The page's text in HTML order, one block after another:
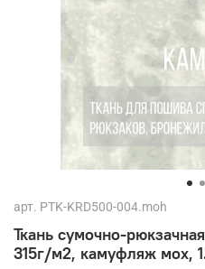
арт. PTK-KRD500-004.moh
Ткань сумочно-
315г/м2, камуфляж мох,